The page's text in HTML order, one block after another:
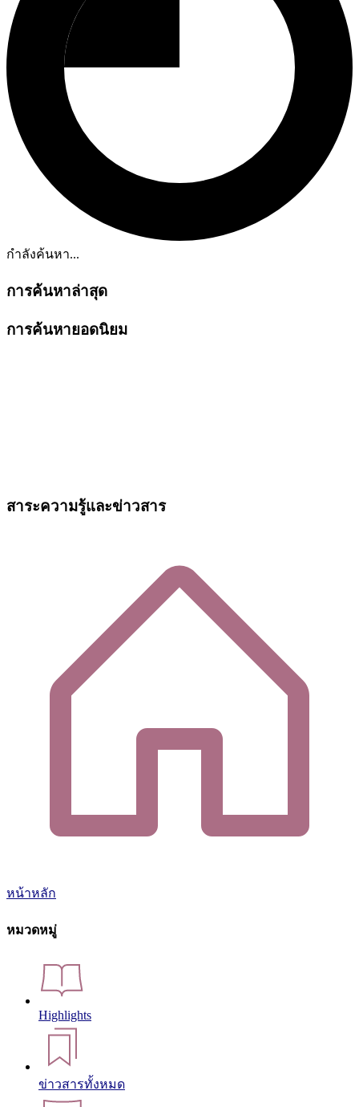
กำลังค้นหา...
การค้นหาล่าสุด
การค้นหายอดนิยม
สาระความรู้และข่าวสาร
หน้าหลัก
หมวดหมู่
Highlights
ข่าวสารทั้งหมด